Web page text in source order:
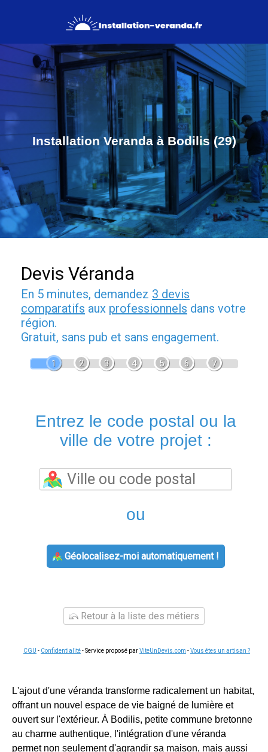
Installation Veranda à Bodilis (29)
Devis Véranda
En 5 minutes, demandez 3 devis
comparatifs aux professionnels dans votre
région.
Gratuit, sans pub et sans engagement.
1 2 3 4 5 6 7
Entrez le code postal ou la
ville de votre projet :
ou
Géolocalisez-moi automatiquement !
Retour à la liste des métiers
CGU - Confidentialité- Service proposé parViteUnDevis.com -Vous êtes un artisan ?
L'ajout d'une véranda transforme radicalement un habitat,
offrant un nouvel espace de vie baigné de lumière et
ouvert sur l'extérieur. À Bodilis, petite commune bretonne
au charme authentique, l'intégration d'une véranda
permet non seulement d'agrandir sa maison, mais aussi